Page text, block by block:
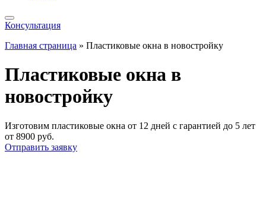
Консультация
Главная страница » Пластиковые окна в новостройку
Пластиковые окна в
новостройку
Изготовим пластиковые окна от 12 дней с гарантией до 5 лет
от 8900 руб.
Отправить заявку